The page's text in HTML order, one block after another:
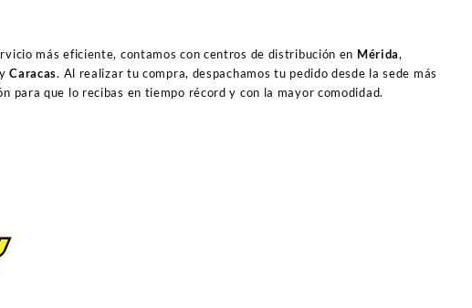
más eficiente, contamos con centros de distribución en Mérida,
yCaracas. Al realizar tu compra, despachamos tu pedido desde la sede más
para que lo recibas en tiempo récord y con la mayor comodidad.